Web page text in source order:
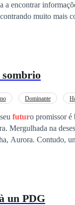
a encontrar
muito mais
sombrio
Dominante
futuro promissor é
Mergulhada na
Aurora. Contudo,
romance entre
evoluiu a níveis
un PDG